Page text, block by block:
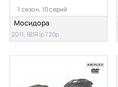
1 сезон, 10 серий
Мосидора
2011, BDRip 720p